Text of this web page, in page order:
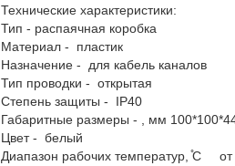
Технические характеристики:
Тип - распаячная коробка
Материал - пластик
Назначение - для кабель каналов
Тип проводки - открытая
Степень защиты - IP40
Габаритные размеры - , мм
Цвет - белый
Диапазон рабочих температур, ̊С от